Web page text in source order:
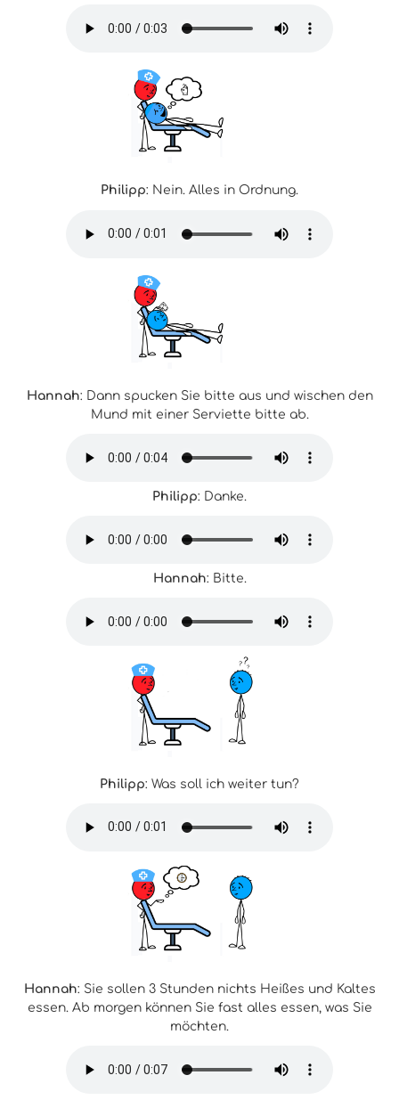
Philipp: Nein. Alles in Ordnung.
Hannah: Dann spucken Sie bitte aus und wischen den
Mund mit einer Serviette bitte ab.
Philipp: Danke.
Hannah: Bitte.
Philipp: Was soll ich weiter tun?
Hannah: Sie sollen 3 Stunden nichts Heißes und Kaltes
essen. Ab morgen können Sie fast alles essen, was Sie
möchten.